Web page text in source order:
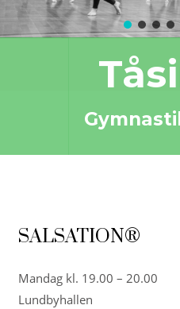
SALSATION®
Mandag kl. 19.00 – 20.00
Lundbyhallen